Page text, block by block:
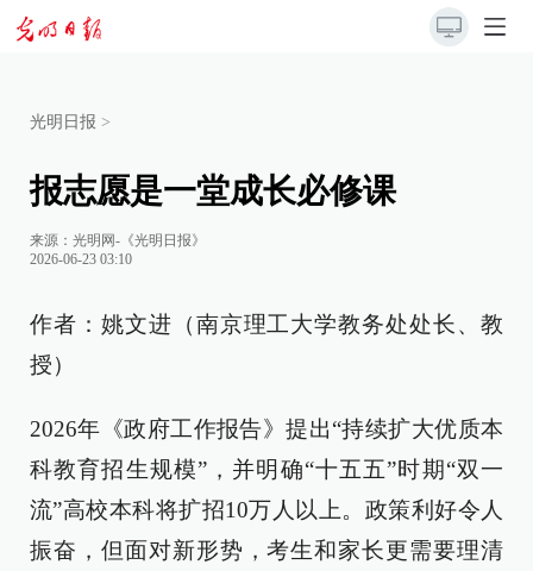
光明日报 >
报志愿是一堂成长必修课
来源： 光明网-《光明日报》
2026-06-23 03:10
作者：姚文进（南京理工大学教务处处长、教
授）
2026年《政府工作报告》提出“持续扩大优质本
科教育招生规模”，并明确“十五五”时期“双一
流”高校本科将扩招10万人以上。政策利好令人
振奋，但面对新形势，考生和家长更需要理清